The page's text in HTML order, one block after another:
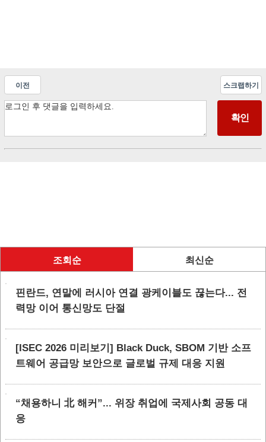
이전 스크랩하기
조회순 최신순
핀란드, 연말에 러시아 연결 광케이블도 끊는다... 전
력망 이어 통신망도 단절
[ISEC 2026 미리보기] Black Duck, SBOM 기반 소프
트웨어 공급망 보안으로 글로벌 규제 대응 지원
“채용하니 北 해커”... 위장 취업에 국제사회 공동 대
응